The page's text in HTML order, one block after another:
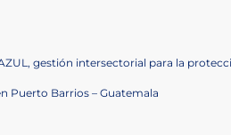
gestión intersectorial para la
Puerto Barrios – Guatemala